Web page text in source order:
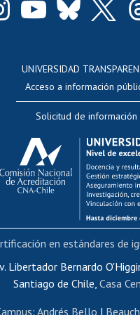
Docentes
Perfeccionamiento
Editar Portafolio Académico
Evaluación docente
Calificación académica
Postulación al AUCAI
Funcionarias/os
Cursos internos de
Bienestar del personal
Portal de movilidad
Certificado de renta
Certificado de renta
UNIVERSIDAD
Acceso a información
Solicitud de información
Libertador Bernardo
Santiago de Chile, Casa
: Andrés Bello |
en estándares de